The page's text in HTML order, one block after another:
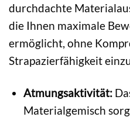
durchdachte
die Ihnen maximale
ermöglicht, ohne
Strapazierfähigkeit
Atmungsaktivität:
Materialgemisch